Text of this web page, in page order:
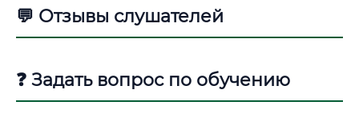
💬 Отзывы слушателей
❓ Задать вопрос по обучению